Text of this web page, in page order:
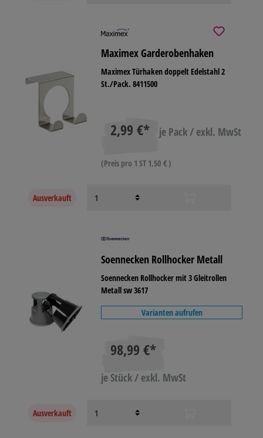
Maximex Garderobenhaken
Maximex Türhaken doppelt Edelstahl 2
St./Pack. 8411500
2,99 €* je Pack / exkl. MwSt
(Preis pro 1 ST 1,50 € )
Ausverkauft
Soennecken Rollhocker Metall
Soennecken Rollhocker mit 3 Gleitrollen
Metall sw 3617
Varianten aufrufen
98,99 €*
je Stück / exkl. MwSt
Ausverkauft